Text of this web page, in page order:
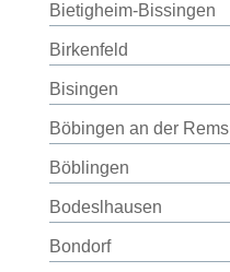
Bietigheim-Bissingen
Birkenfeld
Bisingen
Böbingen an der Rems
Böblingen
Bodeslhausen
Bondorf